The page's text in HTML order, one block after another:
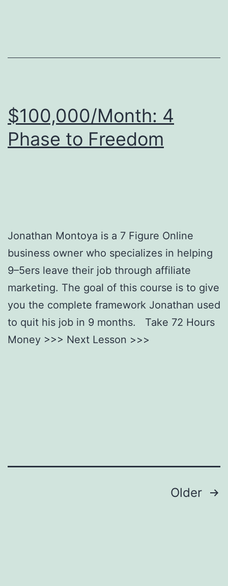
$100,000/Month: 4
Phase to Freedom
Jonathan Montoya is a 7 Figure Online
business owner who specializes in helping
9–5ers leave their job through affiliate
marketing. The goal of this course is to give
you the complete framework Jonathan used
to quit his job in 9 months. Take 72 Hours
Money >>> Next Lesson >>>
Older